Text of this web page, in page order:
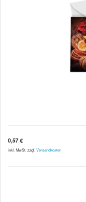
0,57 €
inkl. MwSt. zzgl. Versandkosten